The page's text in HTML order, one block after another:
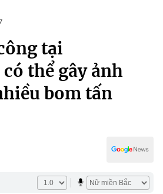
tại
thể gây ảnh
bom tấn